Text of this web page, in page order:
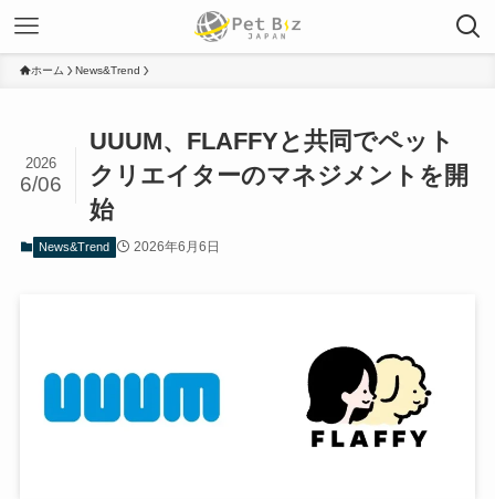
ホーム News&Trend
UUUM、FLAFFYと共同でペット
クリエイターのマネジメントを開
始
2026
6/06
News&Trend 2026年6月6日